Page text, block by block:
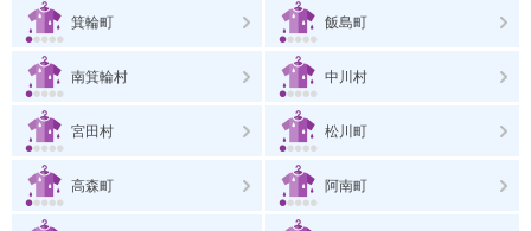
箕輪町 飯島町
南箕輪村 中川村
宮田村 松川町
高森町 阿南町